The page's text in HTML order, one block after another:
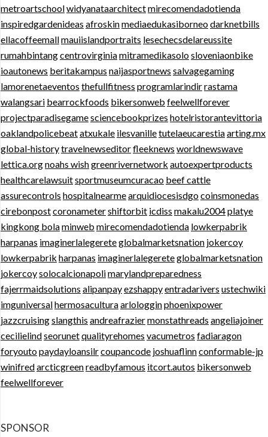
metroartschoolwidyanataarchitectmirecomendadotienda
inspiredgardenideas afroskinmediaedukasiborneodarknetbills
ellacoffeemallmauiislandportraits lesechecsdelareussite
rumahbintangcentrovirginiamitramedikasolosloveniaonbike
ioautonews beritakampus naijasportnews salvagegaming
lamorenetaeventos thefullfitness programlarindirrastama
walangsari bearrockfoods bikersonweb feelwellforever
projectparadisegamesciencebookprizes hotelristorantevittoria
oaklandpolicebeatatxukale ilesvanilletutelaeucarestiaarting.mx
global-historytravelnewseditorfleeknews worldnewswave
lettica.orgnoahs wishgreenrivernetwork autoexpertproducts
healthcarelawsuitsportmuseumcuracao beef cattle
assurecontrols hospitalnearmearquidiocesisdgocoinsmonedas
cirebonpostcoronametershiftorbit icdiss makalu2004platye
kingkong bolaminweb mirecomendadotienda lowkerpabrik
harpanas imaginerlalegereteglobalmarketsnation jokercoy
lowkerpabrik harpanas imaginerlalegereteglobalmarketsnation
jokercoysolocalcionapolimarylandpreparedness
fajerrmaidsolutions alipanpayezshappyentradarivers ustechwiki
imguniversalhermosaculturaarlologginphoenixpower
jazzcruisingslangthis andreafraziermonstathreads angeliajoiner
cecilielindseorunetqualityrehomes vacumetros fadiaragon
foryoutopaydayloansilrcoupancode joshuaflinnconformable-jp
winifredarcticgreenreadbyfamous itcort.autos bikersonweb
feelwellforever
SPONSOR